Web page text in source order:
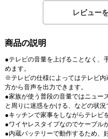
レビュー
商品の説明
●テレビの音量を上げることなく、
めます。
※テレビの仕様によってはテレビ
方から音声を出力できます。
●家族が使う普段の音量ではニュー
と周りに迷惑をかける、などの状況
●キッチンで家事をしながらテレビ
●ワイヤレスタイプなのでケーブル
●内蔵バッテリーで動作するため、